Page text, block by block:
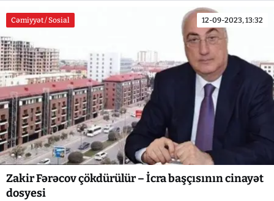
Cəmiyyət / Sosial 12-09-2023, 13:32
Zakir Fərəcov çökdürülür – İcra başçısının cinayət
dosyesi